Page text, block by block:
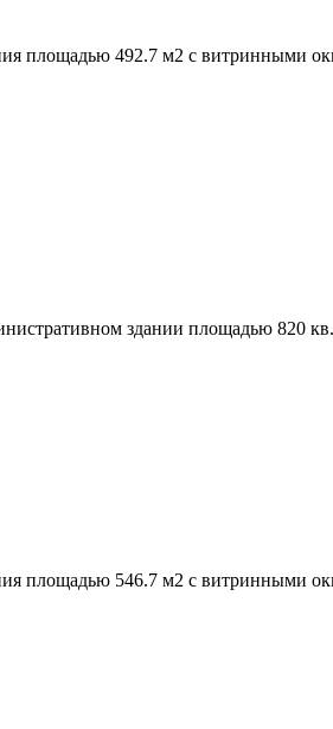
площадью 492.7 м2 с витринными
здании площадью 820
площадью 546.7 м2 с витринными